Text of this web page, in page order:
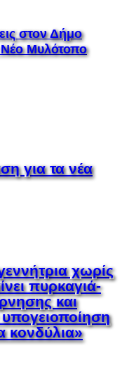
στον Δήμο
Μυλότοπο
για τα νέα
χωρίς
πυρκαγιά-
και
κονδύλια»